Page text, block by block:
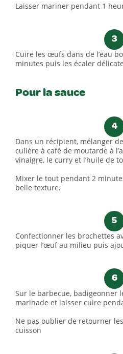
Laisser mariner pendant 1
3
Cuire les œufs dans de l’eau
minutes puis les écaler
Pour la sauce
4
Dans un récipient, mélanger
culière à café de moutarde à
vinaigre, le curry et l’huile de
Mixer le tout pendant 2
belle texture.
5
Confectionner les brochettes
piquer l’œuf au milieu puis
6
Sur le barbecue, badigeonner
marinade et laisser cuire
Ne pas oublier de retourner
cuisson